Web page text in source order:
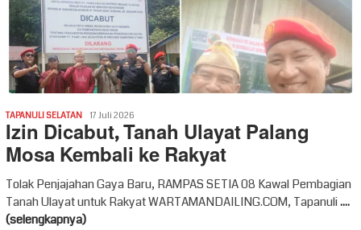
TAPANULI SELATAN 17 Juli 2026
Izin Dicabut, Tanah Ulayat Palang
Mosa Kembali ke Rakyat
Tolak Penjajahan Gaya Baru, RAMPAS SETIA 08 Kawal Pembagian
Tanah Ulayat untuk Rakyat WARTAMANDAILING.COM, Tapanuli....
(selengkapnya)